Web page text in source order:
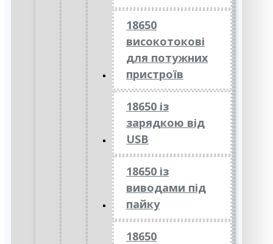
18650
високотокові
для потужних
пристроїв
18650 із
зарядкою від
USB
18650 із
виводами під
пайку
18650